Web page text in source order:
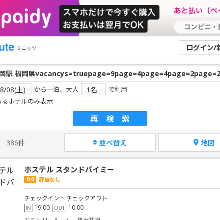
ミニッツ ログイン/
から一泊、大人
で利用
るホテルのみ表示
再検索
386件 並べ替え 地図
ホステル スタンドバイミー
0.0 評価なし
チェックイン ~ チェックアウト
IN 19:00 OUT 10:00